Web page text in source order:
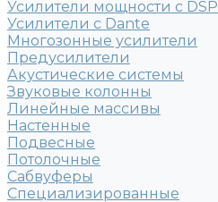
Усилители мощности с DSP
Усилители с Dante
Многозонные усилители
Предусилители
Акустические системы
Звуковые колонны
Линейные массивы
Настенные
Подвесные
Потолочные
Сабвуферы
Специализированные